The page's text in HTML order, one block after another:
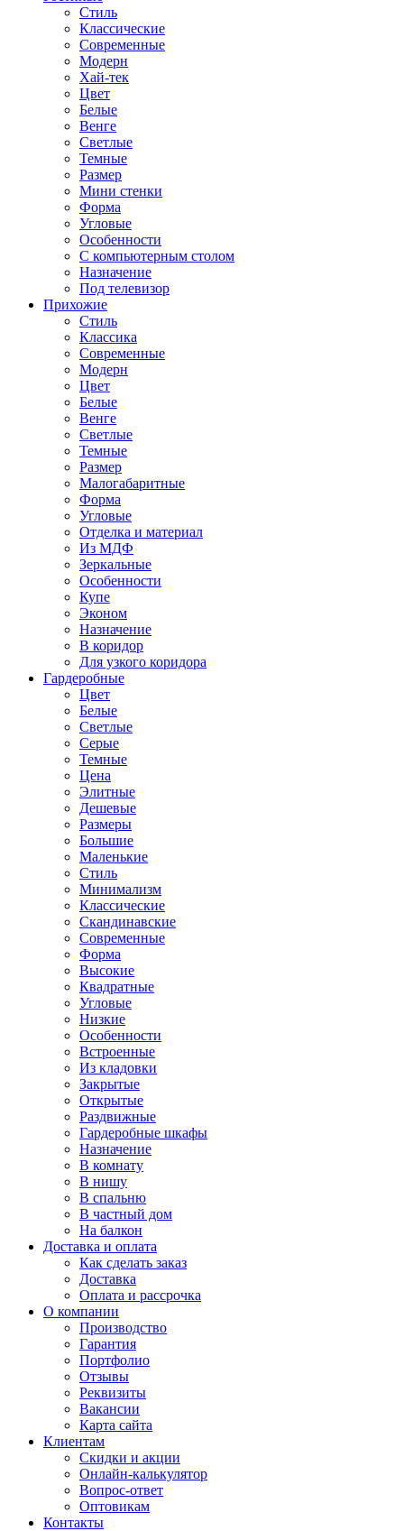
Стиль
Классические
Современные
Модерн
Хай-тек
Цвет
Белые
Венге
Светлые
Темные
Размер
Мини стенки
Форма
Угловые
Особенности
С компьютерным столом
Назначение
Под телевизор
Прихожие
Стиль
Классика
Современные
Модерн
Цвет
Белые
Венге
Светлые
Темные
Размер
Малогабаритные
Форма
Угловые
Отделка и материал
Из МДФ
Зеркальные
Особенности
Купе
Эконом
Назначение
В коридор
Для узкого коридора
Гардеробные
Цвет
Белые
Светлые
Серые
Темные
Цена
Элитные
Дешевые
Размеры
Большие
Маленькие
Стиль
Минимализм
Классические
Скандинавские
Современные
Форма
Высокие
Квадратные
Угловые
Низкие
Особенности
Встроенные
Из кладовки
Закрытые
Открытые
Раздвижные
Гардеробные шкафы
Назначение
В комнату
В нишу
В спальню
В частный дом
На балкон
Доставка и оплата
Как сделать заказ
Доставка
Оплата и рассрочка
О компании
Производство
Гарантия
Портфолио
Отзывы
Реквизиты
Вакансии
Карта сайта
Клиентам
Скидки и акции
Онлайн-калькулятор
Вопрос-ответ
Оптовикам
Контакты